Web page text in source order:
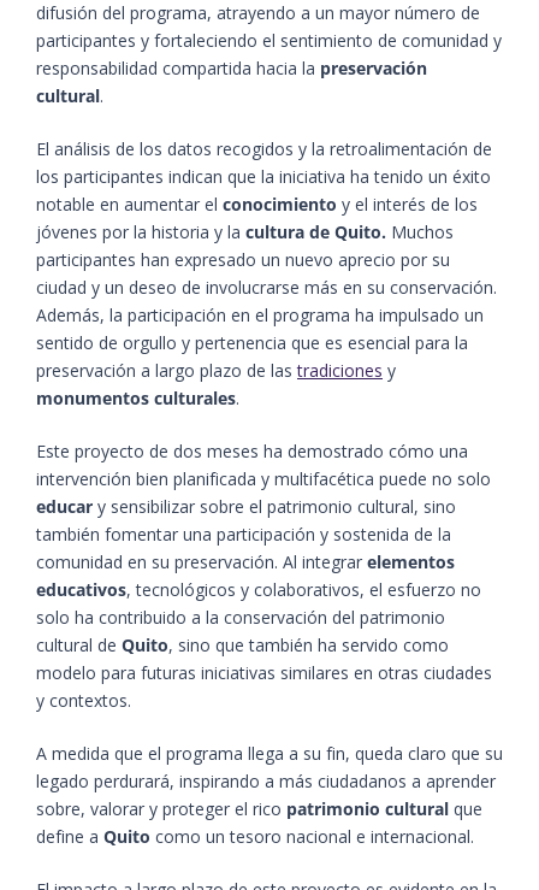
difusión del programa, atrayendo a un mayor número de
participantes y fortaleciendo el sentimiento de comunidad y
responsabilidad compartida hacia la preservación
cultural.
El análisis de los datos recogidos y la retroalimentación de
los participantes indican que la iniciativa ha tenido un éxito
notable en aumentar el conocimiento y el interés de los
jóvenes por la historia y la cultura de Quito. Muchos
participantes han expresado un nuevo aprecio por su
ciudad y un deseo de involucrarse más en su conservación.
Además, la participación en el programa ha impulsado un
sentido de orgullo y pertenencia que es esencial para la
preservación a largo plazo de lastradiciones y
monumentos culturales.
Este proyecto de dos meses ha demostrado cómo una
intervención bien planificada y multifacética puede no solo
educar y sensibilizar sobre el patrimonio cultural, sino
también fomentar una participación y sostenida de la
comunidad en su preservación. Al integrar elementos
educativos, tecnológicos y colaborativos, el esfuerzo no
solo ha contribuido a la conservación del patrimonio
cultural de Quito, sino que también ha servido como
modelo para futuras iniciativas similares en otras ciudades
y contextos.
A medida que el programa llega a su fin, queda claro que su
legado perdurará, inspirando a más ciudadanos a aprender
sobre, valorar y proteger el rico patrimonio cultural que
define a Quito como un tesoro nacional e internacional.